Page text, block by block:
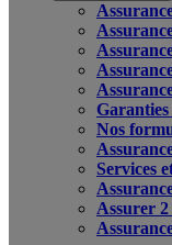
Garanties
Nos
Services
Assurer